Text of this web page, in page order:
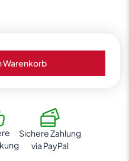
Warenkorb
Sichere Zahlung
via PayPal